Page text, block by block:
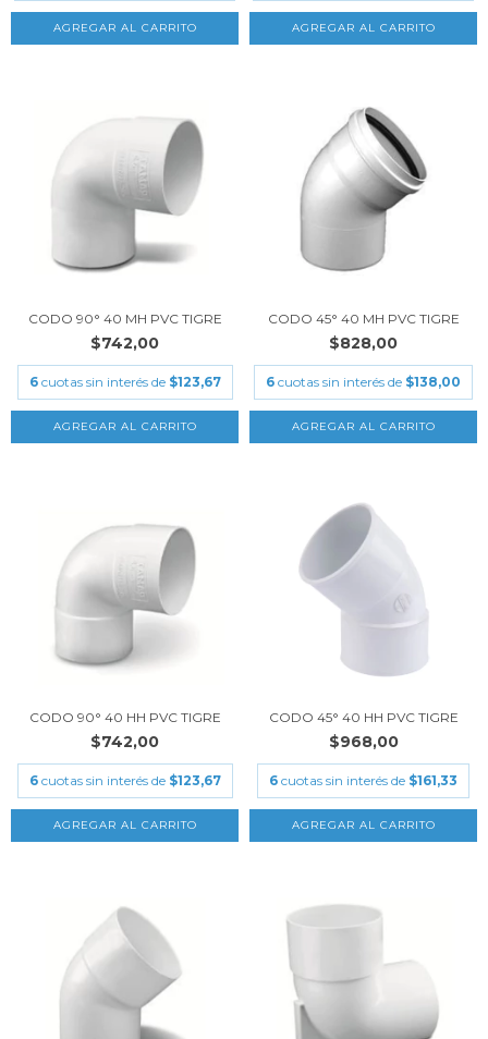
CODO 90° 40 MH PVC TIGRE
$742,00
6 cuotas sin interés de $123,67
CODO 45° 40 MH PVC TIGRE
$828,00
6 cuotas sin interés de $138,00
CODO 90° 40 HH PVC TIGRE
$742,00
6 cuotas sin interés de $123,67
CODO 45° 40 HH PVC TIGRE
$968,00
6 cuotas sin interés de $161,33